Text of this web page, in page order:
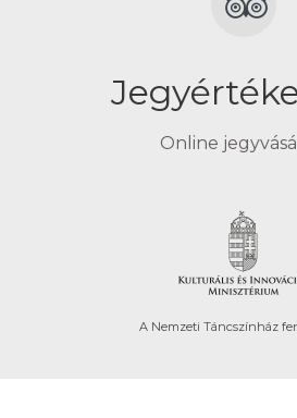
Online
A Nemzeti Táncszínház